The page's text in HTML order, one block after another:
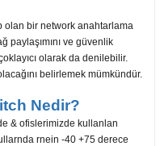
olan bir network anahtarlama
paylaşımını ve güvenlik
olarak da denilebilir.
belirlemek mümkündür.
Nedir?
& ofislerimizde kullanlan
rnein -40 +75 derece